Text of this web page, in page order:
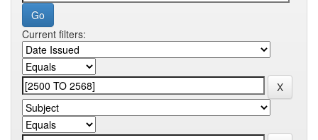
Current filters: